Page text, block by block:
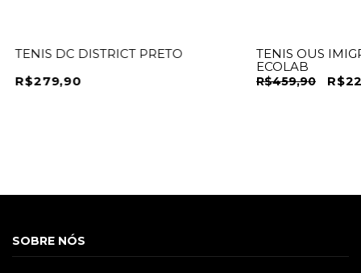
TENIS DC DISTRICT PRETO
R$279,90
TENIS OUS
ECOLAB
R$459,90
SOBRE NÓS